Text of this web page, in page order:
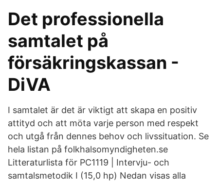
Det professionella
samtalet på
försäkringskassan -
DiVA
I samtalet är det är viktigt att skapa en positiv
attityd och att möta varje person med respekt
och utgå från dennes behov och livssituation. Se
hela listan på folkhalsomyndigheten.se
Litteraturlista för PC1119 | Intervju- och
samtalsmetodik I (15,0 hp) Nedan visas alla